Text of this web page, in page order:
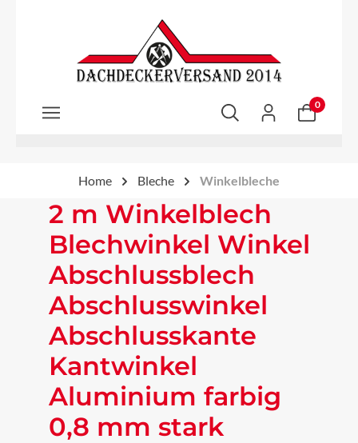
Zum Hauptinhalt springen
0
Home Bleche Winkelbleche
2 m Winkelblech
Blechwinkel Winkel
Abschlussblech
Abschlusswinkel
Abschlusskante
Kantwinkel
Aluminium farbig
0,8 mm stark